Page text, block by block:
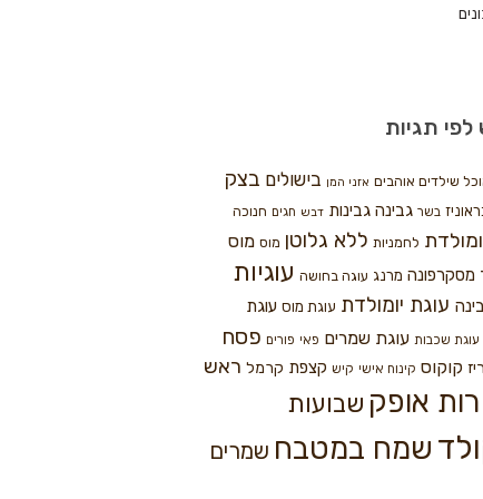
לפי תגיות
שילדים אוהבים אזני המן בישולים בצק
בשר גבינה גבינות דבש חגים חנוכה
לחמניות ללא גלוטן מוס מוס
מסקרפונה מרנג עוגה בחושה עוגיות
עוגת יומולדת עוגת מוס עוגת
עוגת שכבות עוגת שמרים פאי פורים פסח
קוקוס קינוח אישי קיש קצפת קרמל ראש
רות אופק שבועות
שמח במטבח שמרים